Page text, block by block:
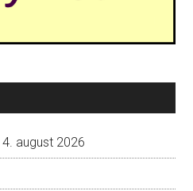
4. august 2026